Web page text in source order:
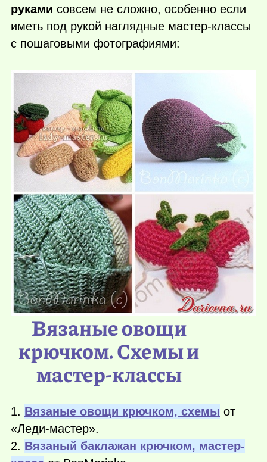
руками совсем не сложно, особенно если
иметь под рукой наглядные мастер-классы
с пошаговыми фотографиями:
Вязаные овощи
крючком. Схемы и
мастер-классы
1. Вязаные овощи крючком, схемы от
«Леди-мастер».
2. Вязаный баклажан крючком, мастер-